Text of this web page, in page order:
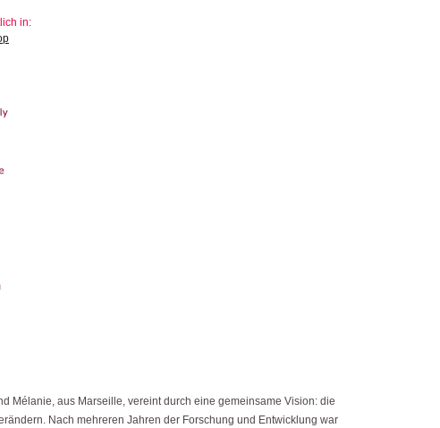
in:
Mélanie, aus Marseille, vereint durch eine gemeinsame Vision: die
Nach mehreren Jahren der Forschung und Entwicklung war